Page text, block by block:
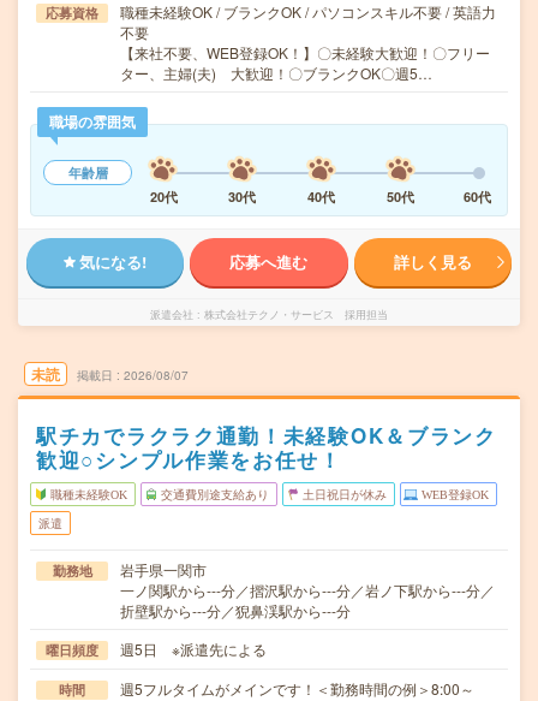
応募資格
職種未経験OK / ブランクOK / パソコンスキル不要 / 英語力
不要
【来社不要、WEB登録OK！】〇未経験大歓迎！〇フリー
ター、主婦(夫) 大歓迎！〇ブランクOK〇週5…
職場の雰囲気
年齢層
20代
30代 40代 50代 60代
気になる! 応募へ進む 詳しく見る
派遣会社 株式会社テクノ・サービス 採用担当
未読 掲載日 2026/08/07
駅チカでラクラク通勤！未経験OK＆ブランク
歓迎○シンプル作業をお任せ！
職種未経験OK 交通費別途支給あり 土日祝日が休み WEB登録OK
派遣
勤務地
岩手県一関市
一ノ関駅から---分／摺沢駅から---分／岩ノ下駅から---分／
折壁駅から---分／猊鼻渓駅から---分
曜日頻度 週5日 ※派遣先による
時間
週5フルタイムがメインです！＜勤務時間の例＞8:00～